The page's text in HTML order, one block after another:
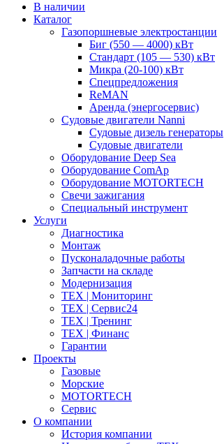
В наличии
Каталог
Газопоршневые электростанции
Биг (550 — 4000) кВт
Стандарт (105 — 530) кВт
Микра (20-100) кВт
Спецпредложения
ReMAN
Аренда (энергосервис)
Судовые двигатели Nanni
Судовые дизель генераторы
Судовые двигатели
Оборудование Deep Sea
Оборудование ComAp
Оборудование MOTORTECH
Свечи зажигания
Специальный инструмент
Услуги
Диагностика
Монтаж
Пусконаладочные работы
Запчасти на складе
Модернизация
ТЕХ | Мониторинг
ТЕХ | Сервис24
ТЕХ | Тренинг
ТЕХ | Финанс
Гарантии
Проекты
Газовые
Морские
MOTORTECH
Сервис
О компании
История компании